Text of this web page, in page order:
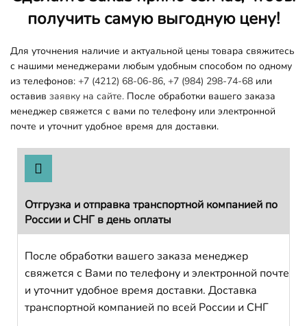
получить самую выгодную цену!
Для уточнения наличие и актуальной цены товара свяжитесь
с нашими менеджерами любым удобным способом по одному
из телефонов: +7 (4212) 68-06-86, +7 (984) 298-74-68 или
оставив заявку на сайте. После обработки вашего заказа
менеджер свяжется с вами по телефону или электронной
почте и уточнит удобное время для доставки.
Отгрузка и отправка транспортной компанией по
России и СНГ в день оплаты
После обработки вашего заказа менеджер
свяжется с Вами по телефону и электронной почте
и уточнит удобное время доставки. Доставка
транспортной компанией по всей России и СНГ